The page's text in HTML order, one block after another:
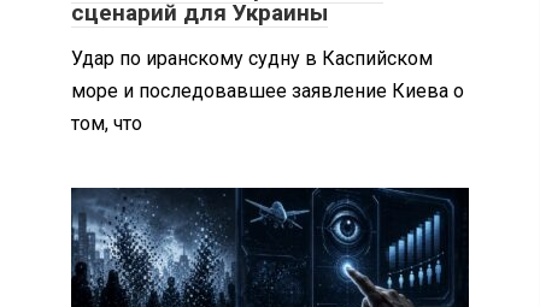
сценарий для Украины
Удар по иранскому судну в Каспийском
море и последовавшее заявление Киева о
том, что